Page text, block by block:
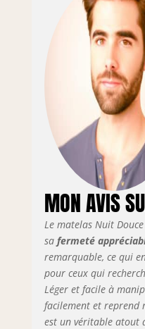
MON AVIS
Le matelas Nuit
sa fermeté
remarquable, ce qui
pour ceux qui
Léger et facile à
facilement et reprend
est un véritable atout